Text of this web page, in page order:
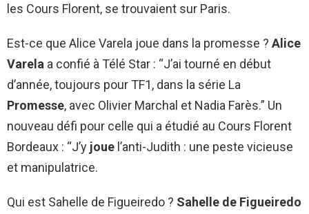
les Cours Florent, se trouvaient sur Paris.
Est-ce que Alice Varela joue dans la promesse ? Alice
Varela a confié à Télé Star : “J’ai tourné en début
d’année, toujours pour TF1, dans la série La
Promesse, avec Olivier Marchal et Nadia Farès.” Un
nouveau défi pour celle qui a étudié au Cours Florent
Bordeaux : “J’y joue l’anti-Judith : une peste vicieuse
et manipulatrice.
Qui est Sahelle de Figueiredo ? Sahelle de Figueiredo